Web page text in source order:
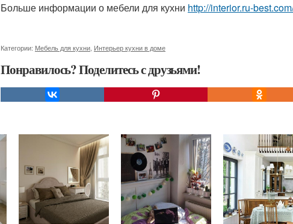
Больше информации о мебели для кухни http://interior.ru-
Категории: Мебель для кухни Интерьер кухни в доме
Понравилось? Поделитесь с друзьями!